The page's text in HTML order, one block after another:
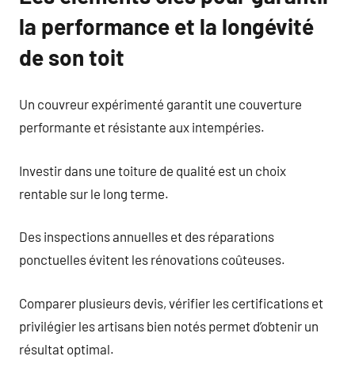
la performance et la longévité
de son toit
Un couvreur expérimenté garantit une couverture
performante et résistante aux intempéries.
Investir dans une toiture de qualité est un choix
rentable sur le long terme.
Des inspections annuelles et des réparations
ponctuelles évitent les rénovations coûteuses.
Comparer plusieurs devis, vérifier les certifications et
privilégier les artisans bien notés permet d’obtenir un
résultat optimal.